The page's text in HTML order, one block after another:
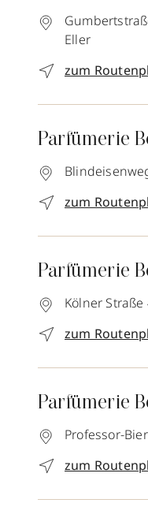
Eller
zum
Parfümerie
zum
Parfümerie
Kölner Straße
zum
Parfümerie
Professor-
zum